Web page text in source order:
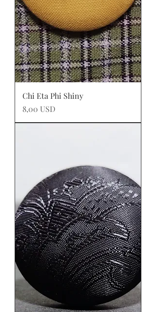
Chi Eta Phi Shiny
Prezzo
8,00 USD